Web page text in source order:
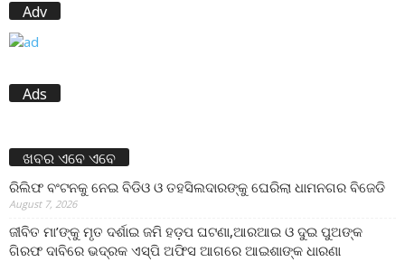
Adv
Ads
ଖବର ଏବେ ଏବେ
ରିଲିଫ ବଂଟନକୁ ନେଇ ବିଡିଓ ଓ ତହସିଲଦାରଙ୍କୁ ଘେରିଲା ଧାମନଗର ବିଜେଡି
August 7, 2026
ଜୀବିତ ମା’ଙ୍କୁ ମୃତ ଦର୍ଶାଇ ଜମି ହଡ଼ପ ଘଟଣା,ଆରଆଇ ଓ ଦୁଇ ପୁଅଙ୍କ
ଗିରଫ ଦାବିରେ ଭଦ୍ରକ ଏସ୍‌ପି ଅଫିସ ଆଗରେ ଆଇଶାଙ୍କ ଧାରଣା